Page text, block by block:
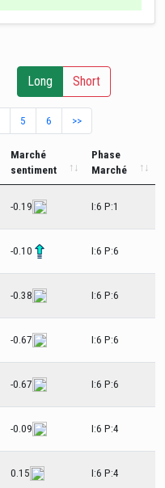
Long Short
5 6 >>
Marché
sentiment
Phase
Marché
-0.19 I:6 P:1
-0.10 I:6 P:6
-0.38 I:6 P:6
-0.67 I:6 P:6
-0.67 I:6 P:6
-0.09 I:6 P:4
0.15 I:6 P:4